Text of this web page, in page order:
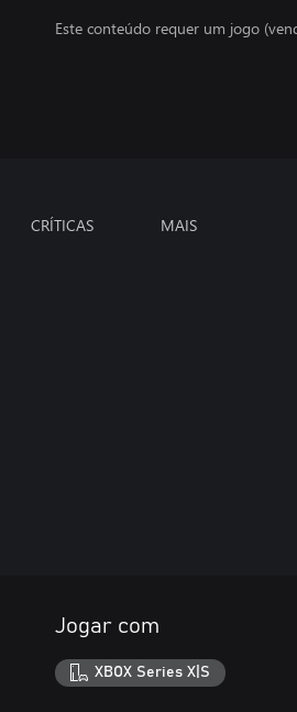
Este conteúdo requer um jogo
CRÍTICAS MAIS
Jogar com
XBOX Series X|S